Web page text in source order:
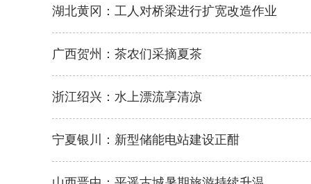
湖北黄冈：工人对桥梁进行扩宽改造作业
广西贺州：茶农们采摘夏茶
浙江绍兴：水上漂流享清凉
宁夏银川：新型储能电站建设正酣